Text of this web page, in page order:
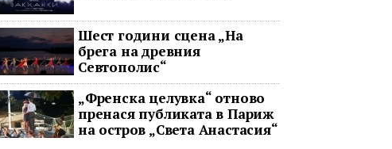
Шест години сцена „На
брега на древния
Севтополис“
„Френска целувка“ отново
пренася публиката в Париж
на остров „Света Анастасия“